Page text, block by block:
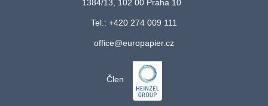
1384/13, 102 00 Praha 10
Tel.: +420 274 009 111
office@europapier.cz
Člen